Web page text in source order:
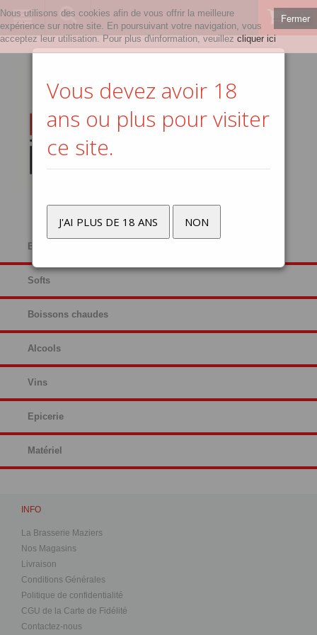
0
Bières
Softs
Boissons chaudes
Alcools
Vins
Epicerie
Matériel
Vous devez avoir 18
ans ou plus pour visiter
ce site.
J'AI PLUS DE 18 ANS NON
INFO
La Brasserie Maziers
Nos Magasins
Livraison
Conditions Générales
Politique de confidentialité
CGU de la Carte de Fidélité
Contactez-nous
Fermer
Nous utilisons des cookies afin de vous offrir la meilleure
expérience sur notre site. En poursuivant votre navigation, vous
acceptez leur utilisation. Pour plus d\information, veuillez cliquer ici